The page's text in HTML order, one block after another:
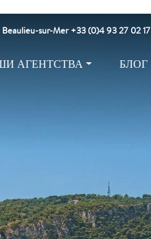
АГЕНТСТВА БЛОГ
Beaulieu-sur-Mer +33 (0)4 93 27 02 17